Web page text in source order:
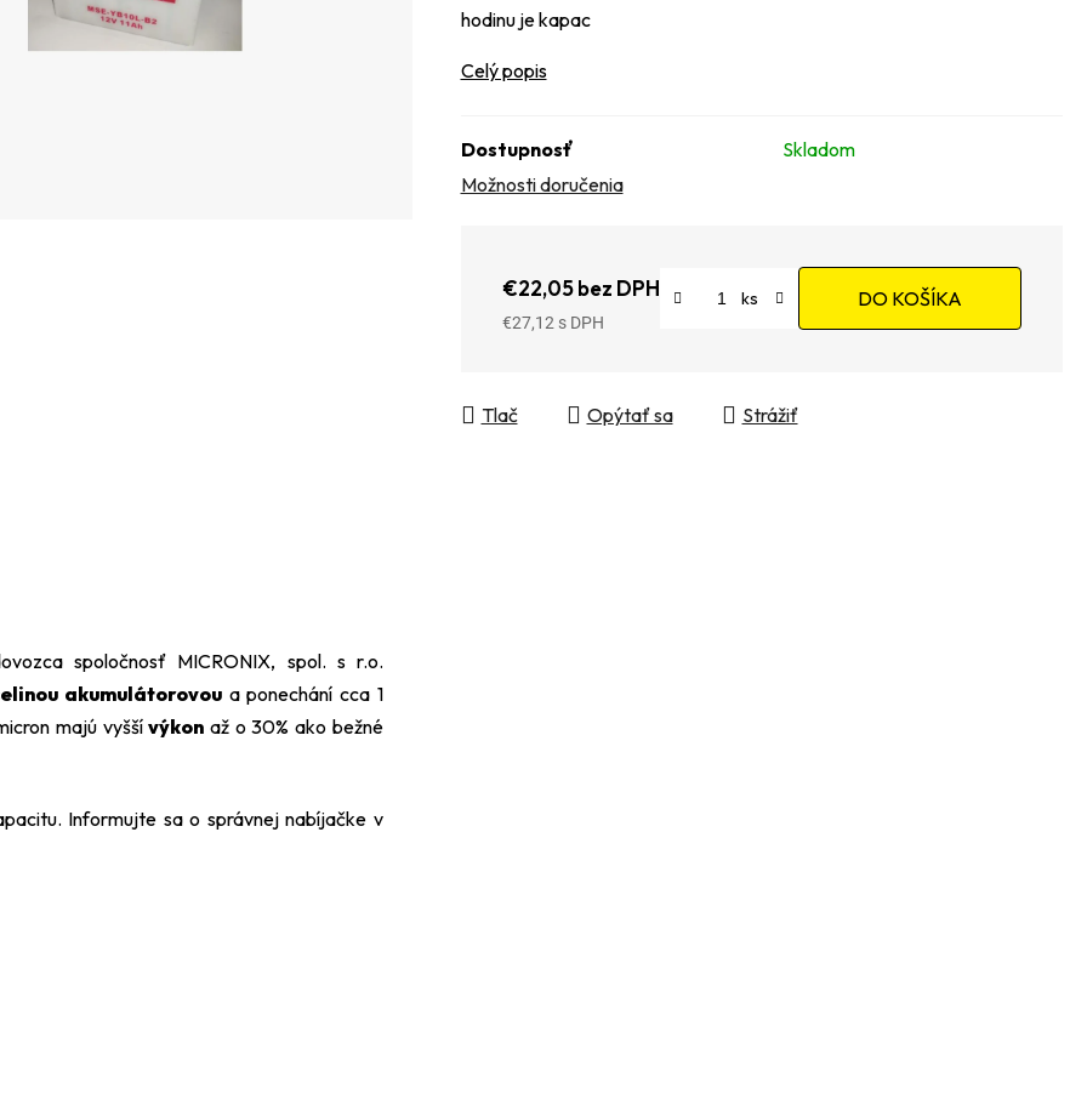
hodinu je kapac
Celý popis
Dostupnosť
Skladom
Možnosti doručenia
€22,05 bez DPH
€27,12
DO KOŠÍKA
Tlač Opýtať sa Strážiť
spoločnosť MICRONIX, spol. s r.o.
akumulátorovou a ponechání cca 1
majú vyššívýkon až o 30% ako bežné
Informujte sa o správnej nabíjačke v